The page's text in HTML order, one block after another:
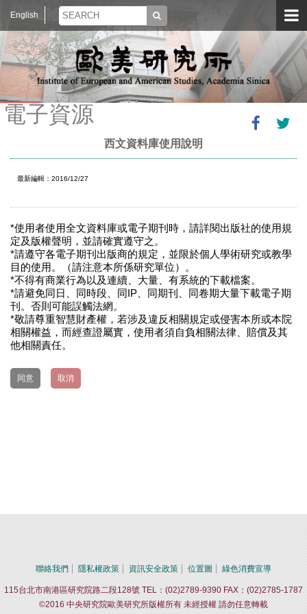
English
電子資源
西文資料庫使用說明
最新編輯：2016/12/27
*使用者使用全文資料庫或電子期刊時，請詳閱出版社的使用規
定及版權聲明，並請確實遵守之。
*請遵守各電子期刊出版商的規定，並限於個人學術研究或教學
目的使用。（請注意本所係研究單位）。
*不得有商業行為以及連續、大量、有系統的下載檔案。
*請避免同日、同時段、同IP、同期刊、同卷期大量下載電子期
刊。否則可能誤觸法網。
*敬請尊重智慧財產權，若涉及違反相關規定或侵害本所或本院
相關權益，而經查證屬實，使用者須自負相關法律、賠償及其
他相關責任。
同意 取消
聯絡我們 隱私權政策 資訊安全政策 位置圖 綠色消費宣導
115台北市南港區研究院路二段128號 TEL：(02)2789-9390 FAX：(02)2785-1787
©2016 中央研究院歐美研究所版權所有 未經授權 請勿任意轉載